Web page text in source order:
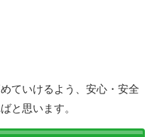
ていけるよう、安心・安全
と思います。